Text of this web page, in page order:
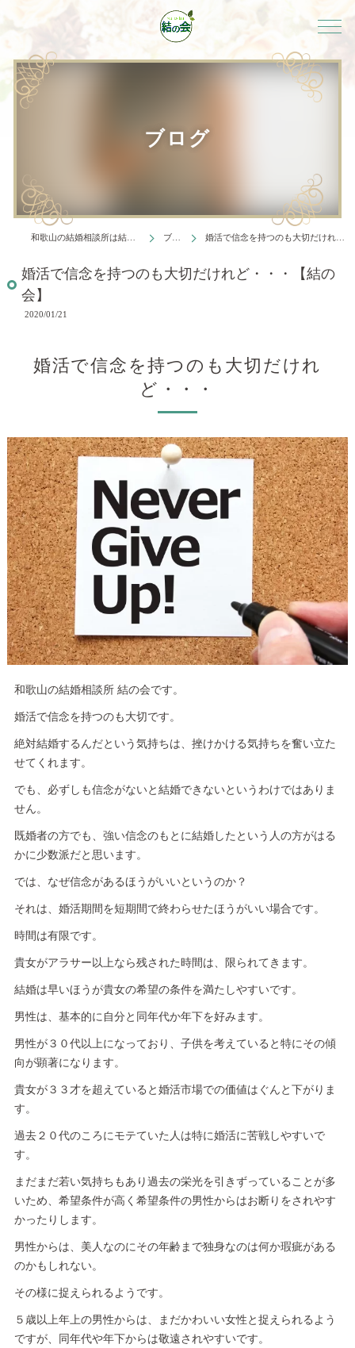
ブログ
和歌山の結婚相談所は結婚相談所 結の会 ブログ 婚活で信念を持つのも大切だけれど・・・【結の会】
婚活で信念を持つのも大切だけれど・・・【結の
会】
2020/01/21
婚活で信念を持つのも大切だけれ
ど・・・
和歌山の結婚相談所 結の会です。
婚活で信念を持つのも大切です。
絶対結婚するんだという気持ちは、挫けかける気持ちを奮い立た
せてくれます。
でも、必ずしも信念がないと結婚できないというわけではありま
せん。
既婚者の方でも、強い信念のもとに結婚したという人の方がはる
かに少数派だと思います。
では、なぜ信念があるほうがいいというのか？
それは、婚活期間を短期間で終わらせたほうがいい場合です。
時間は有限です。
貴女がアラサー以上なら残された時間は、限られてきます。
結婚は早いほうが貴女の希望の条件を満たしやすいです。
男性は、基本的に自分と同年代か年下を好みます。
男性が３０代以上になっており、子供を考えていると特にその傾
向が顕著になります。
貴女が３３才を超えていると婚活市場での価値はぐんと下がりま
す。
過去２０代のころにモテていた人は特に婚活に苦戦しやすいで
す。
まだまだ若い気持ちもあり過去の栄光を引きずっていることが多
いため、希望条件が高く希望条件の男性からはお断りをされやす
かったりします。
男性からは、美人なのにその年齢まで独身なのは何か瑕疵がある
のかもしれない。
その様に捉えられるようです。
５歳以上年上の男性からは、まだかわいい女性と捉えられるよう
ですが、同年代や年下からは敬遠されやすいです。